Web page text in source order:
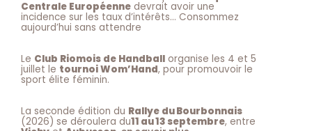
Centrale Européenne devrait avoir une
incidence sur les taux d’intérêts… Consommez
aujourd’hui sans attendre
Le Club Riomois de Handball organise les 4 et 5
juillet le tournoi Wom’Hand, pour promouvoir le
sport élite féminin.
La seconde édition du Rallye du Bourbonnais
(2026) se déroulera du11 au 13 septembre, entre